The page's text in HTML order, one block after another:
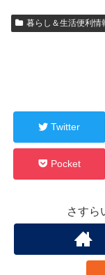
暮らし＆生活便利情
Twitter
Pocket
さすら